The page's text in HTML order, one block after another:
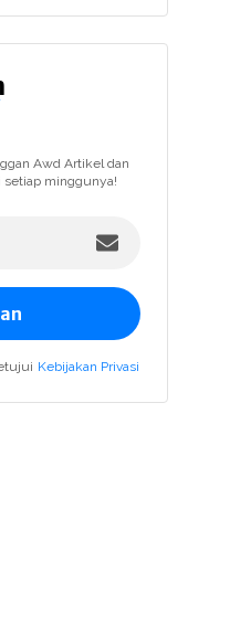
Awd Artikel dan
setiap minggunya!
Kebijakan Privasi